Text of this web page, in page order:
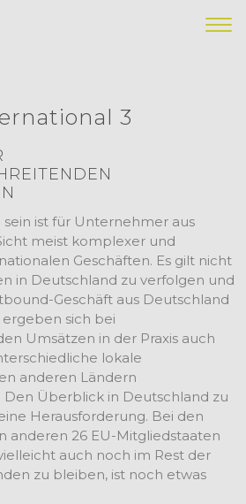
3
ist für Unternehmer aus
meist komplexer und
Geschäften. Es gilt nicht
in Deutschland zu verfolgen und
Geschäft aus Deutschland
sich bei
Umsätzen in der Praxis auch
lokale
anderen Ländern
Den Überblick in Deutschland zu
Herausforderung. Bei den
anderen 26 EU-Mitgliedstaaten
auch noch im Rest der
zu bleiben, ist noch etwas